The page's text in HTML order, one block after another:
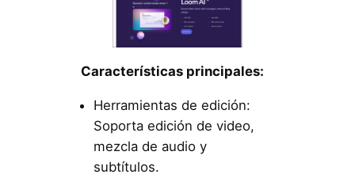
Características principales:
Herramientas de edición:
Soporta edición de video,
mezcla de audio y
subtítulos.